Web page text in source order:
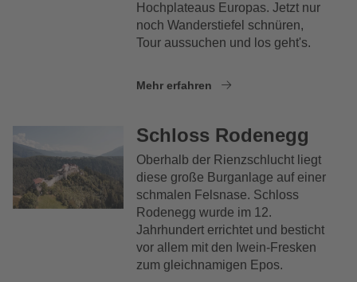
Hochplateaus Europas. Jetzt nur
noch Wanderstiefel schnüren,
Tour aussuchen und los geht's.
Mehr erfahren
Schloss Rodenegg
Oberhalb der Rienzschlucht liegt
diese große Burganlage auf einer
schmalen Felsnase. Schloss
Rodenegg wurde im 12.
Jahrhundert errichtet und besticht
vor allem mit den Iwein-Fresken
zum gleichnamigen Epos.